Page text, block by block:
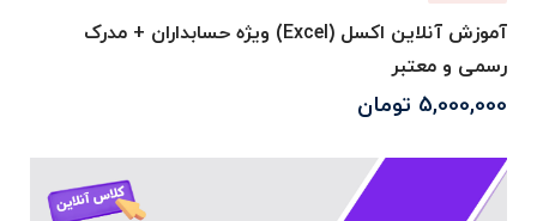
آموزش آنلاین اکسل (Excel) ویژه حسابداران + مدرک
رسمی و معتبر
5,000,000 تومان